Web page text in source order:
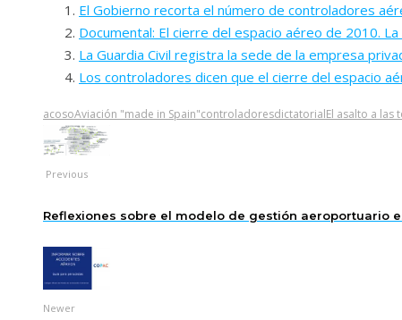
El Gobierno recorta el número de controladores
Documental: El cierre del espacio aéreo de 2010. La
La Guardia Civil registra la sede de la empresa
Los controladores dicen que el cierre del espacio
acosoAviación "made in Spain"controladoresdictatorialEl asalto a las
Previous
Reflexiones sobre el modelo de gestión aeroportuario
Newer